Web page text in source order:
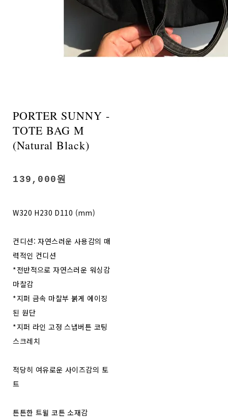
PORTER SUNNY -
TOTE BAG M
(Natural Black)
139,000원
W320 H230 D110 (mm)
컨디션: 자연스러운 사용감의 매
력적인 컨디션
*전반적으로 자연스러운 워싱감
마찰감
*지퍼 금속 마찰부 붉게 에이징
된 원단
*지퍼 라인 고정 스냅버튼 코팅
스크레치
적당히 여유로운 사이즈감의 토
트
튼튼한 트윌 코튼 소재감